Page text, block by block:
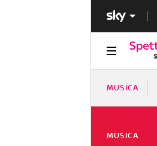
MUSICA
MUSICA